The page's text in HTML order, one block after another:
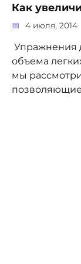
Как
4 июля, 2014
Упражнения
объема
мы
позволяющие